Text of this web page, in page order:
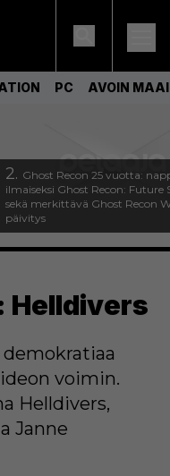
PC AVOIN
2. Ghost Recon 25 vuotta:
ilmaiseksi Ghost Recon: Future
sekä merkittävä Ghost Recon
päivitys
Helldivers
voimin.
Helldivers,
Janne